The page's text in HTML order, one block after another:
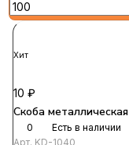
Хит
10 ₽
Скоба металлическая
0
Есть в наличии
Арт. KD-1040